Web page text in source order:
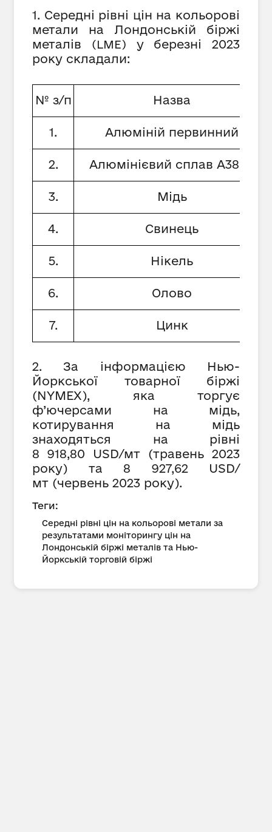
1. Середні рівні цін на кольорові
метали на Лондонській біржі
металів
(LME)
у березні 2023
року складали:
№ з/п Назва
1. Алюміній первинний
2. Алюмінієвий сплав А380.1
3. Мідь
4. Свинець
5. Нікель
6. Олово
7. Цинк
2. За інформацією Нью-
Йоркської товарної біржі
(NYMEX), яка торгує
ф’ючерсами на мідь,
котирування на мідь
знаходяться на рівні
8 918,80 USD/мт (травень 2023
року) та 8 927,62 USD/
мт (червень 2023 року).
Теги:
Середні рівні цін на кольорові метали за
результатами моніторингу цін на
Лондонській біржі металів та Нью-
Йоркській торговій біржі